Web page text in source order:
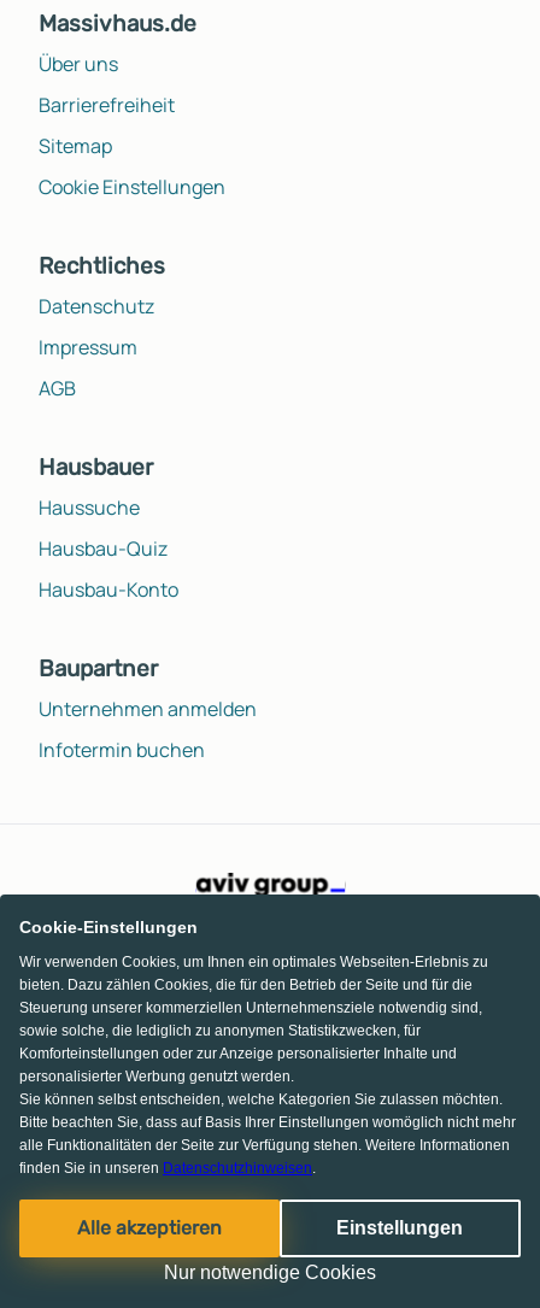
Massivhaus.de
Über uns
Barrierefreiheit
Sitemap
Cookie Einstellungen
Rechtliches
Datenschutz
Impressum
AGB
Hausbauer
Haussuche
Hausbau-Quiz
Hausbau-Konto
Baupartner
Unternehmen anmelden
Infotermin buchen
© 2013-2026 MS media systems GmbH
Facebook
Pinterest
Instagram
Cookie-Einstellungen
Wir verwenden Cookies, um Ihnen ein optimales Webseiten-Erlebnis zu
bieten. Dazu zählen Cookies, die für den Betrieb der Seite und für die
Steuerung unserer kommerziellen Unternehmensziele notwendig sind,
sowie solche, die lediglich zu anonymen Statistikzwecken, für
Komforteinstellungen oder zur Anzeige personalisierter Inhalte und
personalisierter Werbung genutzt werden.
Sie können selbst entscheiden, welche Kategorien Sie zulassen möchten.
Bitte beachten Sie, dass auf Basis Ihrer Einstellungen womöglich nicht mehr
alle Funktionalitäten der Seite zur Verfügung stehen. Weitere Informationen
finden Sie in unseren Datenschutzhinweisen.
Alle akzeptieren Einstellungen
Nur notwendige Cookies